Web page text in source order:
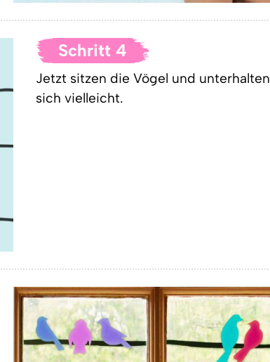
Schritt 4
Jetzt sitzen die Vögel und unterhalten
sich vielleicht.